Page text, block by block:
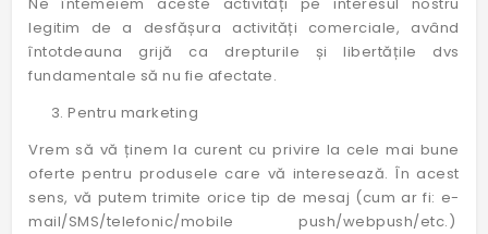
legitim de a desfășura activități comerciale, având
întotdeauna grijă ca drepturile și libertățile dvs
fundamentale să nu fie afectate.
Pentru marketing
Vrem să vă ținem la curent cu privire la cele mai bune
oferte pentru produsele care vă interesează. În acest
sens, vă putem trimite orice tip de mesaj (cum ar fi: e-
mail/SMS/telefonic/mobile push/webpush/etc.)